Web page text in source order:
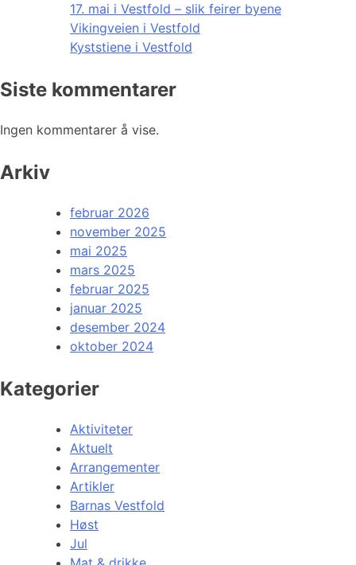
17. mai i Vestfold – slik feirer byene
Vikingveien i Vestfold
Kyststiene i Vestfold
Siste kommentarer
Ingen kommentarer å vise.
Arkiv
februar 2026
november 2025
mai 2025
mars 2025
februar 2025
januar 2025
desember 2024
oktober 2024
Kategorier
Aktiviteter
Aktuelt
Arrangementer
Artikler
Barnas Vestfold
Høst
Jul